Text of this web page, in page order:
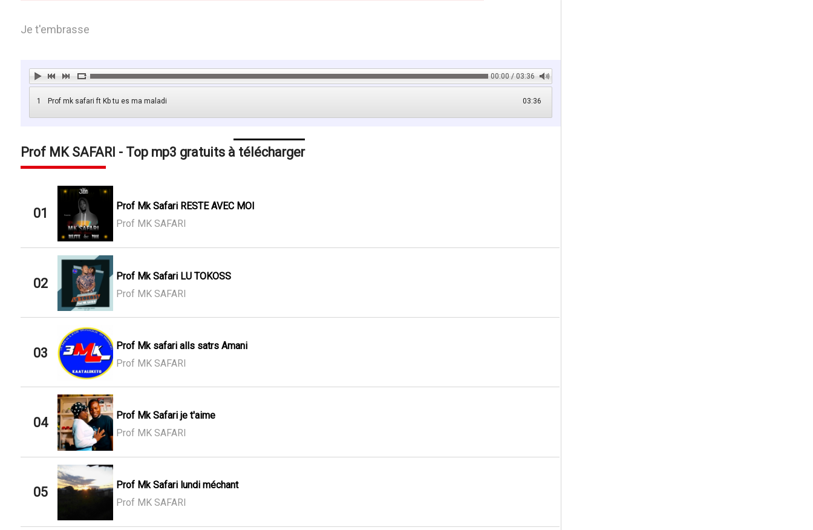
Je t'embrasse
00:00 / 03:36
1 03:36
Prof mk safari ft Kb tu es ma maladi
Prof MK SAFARI - Top mp3 gratuits à télécharger
01
Prof Mk Safari RESTE AVEC MOI
Prof MK SAFARI
02
Prof Mk Safari LU TOKOSS
Prof MK SAFARI
03
Prof Mk safari alls satrs Amani
Prof MK SAFARI
04
Prof Mk Safari je t'aime
Prof MK SAFARI
05
Prof Mk Safari lundi méchant
Prof MK SAFARI